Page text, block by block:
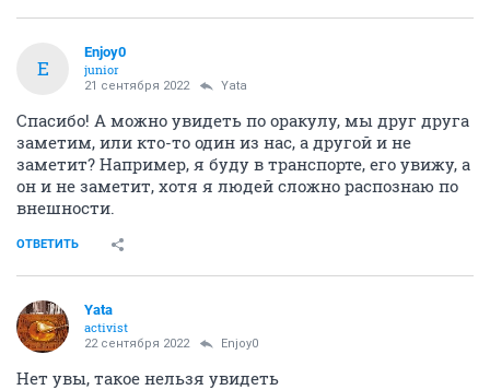
E
Enjoy0
junior
21 сентября 2022 Yata
Спасибо! А можно увидеть по оракулу, мы друг друга
заметим, или кто-то один из нас, а другой и не
заметит? Например, я буду в транспорте, его увижу, а
он и не заметит, хотя я людей сложно распознаю по
внешности.
ОТВЕТИТЬ
Yata
activist
22 сентября 2022 Enjoy0
Нет увы, такое нельзя увидеть